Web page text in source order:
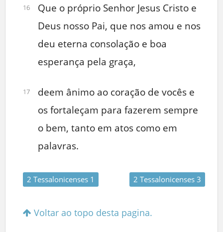
16
Que o próprio Senhor Jesus Cristo e
Deus nosso Pai, que nos amou e nos
deu eterna consolação e boa
esperança pela graça,
17
deem ânimo ao coração de vocês e
os fortaleçam para fazerem sempre
o bem, tanto em atos como em
palavras.
2 Tessalonicenses 1 2 Tessalonicenses 3
Voltar ao topo desta pagina.